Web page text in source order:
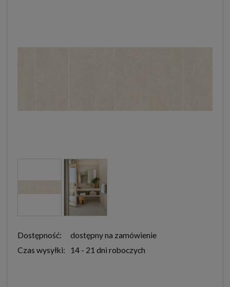
Dostępność:
dostępny na zamówienie
Czas wysyłki:
14 - 21 dni roboczych